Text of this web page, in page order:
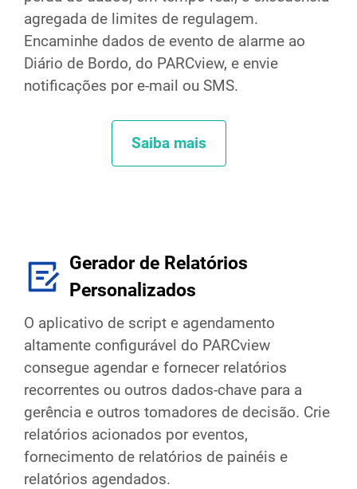
agregada de limites de regulagem.
Encaminhe dados de evento de alarme ao
Diário de Bordo, do PARCview, e envie
notificações por e-mail ou SMS.
Saiba mais
Gerador de Relatórios
Personalizados
O aplicativo de script e agendamento
altamente configurável do PARCview
consegue agendar e fornecer relatórios
recorrentes ou outros dados-chave para a
gerência e outros tomadores de decisão. Crie
relatórios acionados por eventos,
fornecimento de relatórios de painéis e
relatórios agendados.